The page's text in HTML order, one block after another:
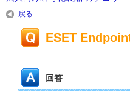
戻る
ESET
回答